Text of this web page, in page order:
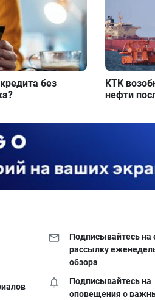
без
КТК
нефти
Подписывайтесь на
рассылку
обзора
Подписывайтесь на
оповещения о